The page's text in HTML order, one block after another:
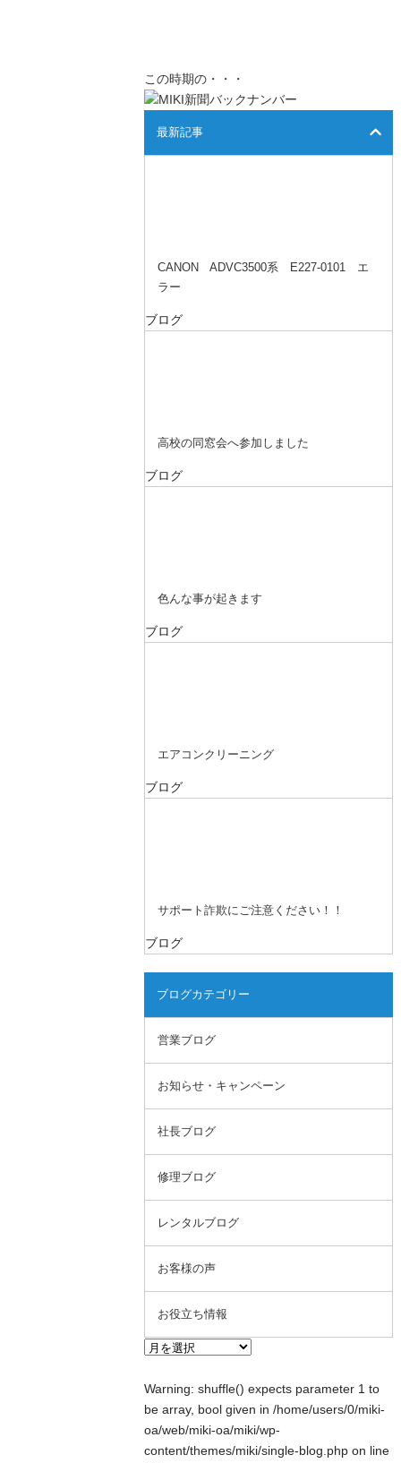
この時期の・・・
最新記事
CANON ADVC3500系 E227-0101 エ
ラー
ブログ
高校の同窓会へ参加しました
ブログ
色んな事が起きます
ブログ
エアコンクリーニング
ブログ
サポート詐欺にご注意ください！！
ブログ
ブログカテゴリー
営業ブログ
お知らせ・キャンペーン
社長ブログ
修理ブログ
レンタルブログ
お客様の声
お役立ち情報
Warning: shuffle() expects parameter 1 to
be array, bool given in/home/users/0/miki-
oa/web/miki-oa/miki/wp-
content/themes/miki/single-blog.php on line